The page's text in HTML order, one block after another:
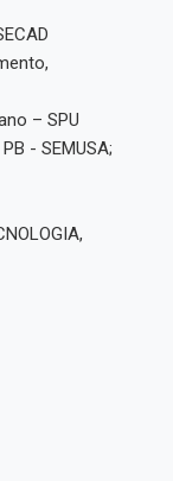
– SPU
- SEMUSA;